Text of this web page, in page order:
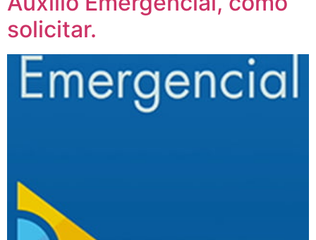
solicitar.